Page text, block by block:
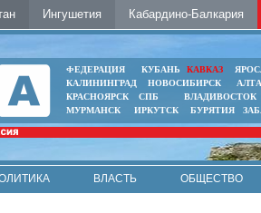
Ингушетия Кабардино-Балкария
ФЕДЕРАЦИЯ КУБАНЬ КАВКАЗ
КАЛИНИНГРАД
НОВОСИБИРСК
КРАСНОЯРСК
СПБ
ВЛАДИВОСТОК
МУРМАНСК
ИРКУТСК БУРЯТИЯ
ВЛАСТЬ
ОБЩЕСТВО